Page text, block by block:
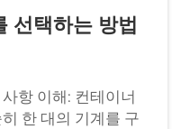
선택하는 방법
항 이해: 컨테이너
한 대의 기계를 구